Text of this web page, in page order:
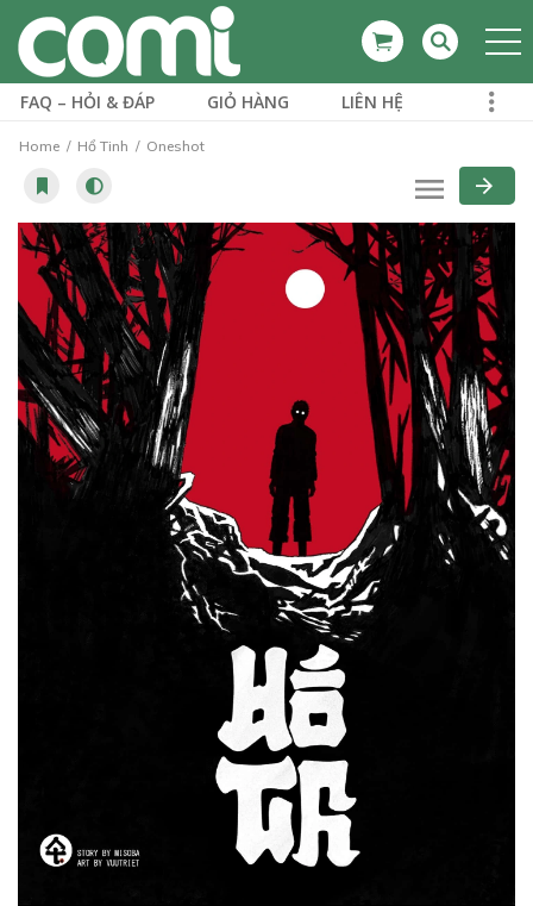
FAQ – HỎI & ĐÁP GIỎ HÀNG LIÊN HỆ
Home Hổ Tinh Oneshot